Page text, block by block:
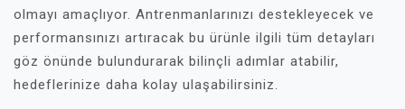
olmayı amaçlıyor. Antrenmanlarınızı destekleyecek ve
performansınızı artıracak bu ürünle ilgili tüm detayları
göz önünde bulundurarak bilinçli adımlar atabilir,
hedeflerinize daha kolay ulaşabilirsiniz.